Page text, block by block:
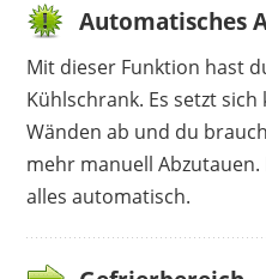
Automatisches
Mit dieser Funktion hast
Kühlschrank. Es setzt
Wänden ab und du
mehr manuell
alles automatisch.